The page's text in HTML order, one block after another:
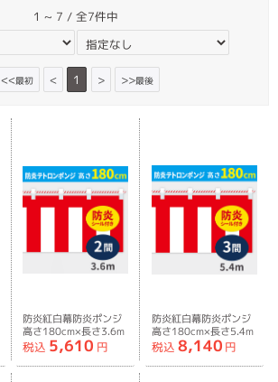
1 ~ 7 / 全7件中
<<最初 < 1 > >>最後
防炎紅白幕防炎ポンジ
高さ180cm×長さ3.6m
紅白ひも付
税込 5,610 円
防炎紅白幕防炎ポンジ
高さ180cm×長さ5.4m
紅白ひも付
税込 8,140 円